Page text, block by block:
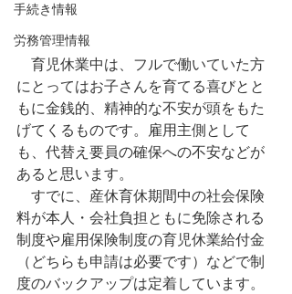
手続き情報
労務管理情報
育児休業中は、フルで働いていた方
にとってはお子さんを育てる喜びとと
もに金銭的、精神的な不安が頭をもた
げてくるものです。雇用主側として
も、代替え要員の確保への不安などが
あると思います。
すでに、産休育休期間中の社会保険
料が本人・会社負担ともに免除される
制度や雇用保険制度の育児休業給付金
（どちらも申請は必要です）などで制
度のバックアップは定着しています。